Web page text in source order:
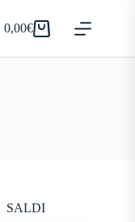
Carrello
0,00€
SALDI